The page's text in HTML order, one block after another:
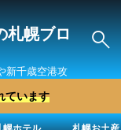
札幌ブロ
新千歳空港攻
検索
ています